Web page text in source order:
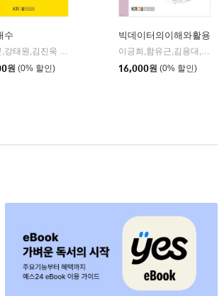
수
한국방송통신대학교출판문화원
원 (0% 할인)
빅데이터의이해와활용
16,000원 (0% 할인)